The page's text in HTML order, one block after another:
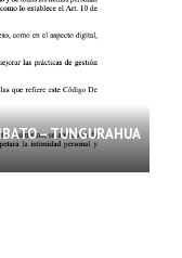
– TUNGURAHUA